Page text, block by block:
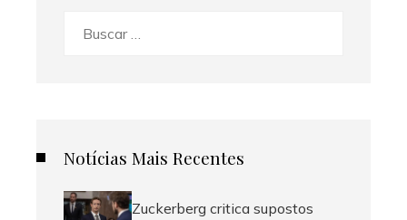
Notícias Mais Recentes
Zuckerberg critica supostos